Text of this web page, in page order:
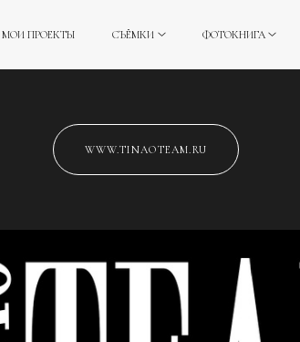
МОИ ПРОЕКТЫ СЪЁМКИ ФОТОКНИГА
WWW.TINAOTEAM.RU